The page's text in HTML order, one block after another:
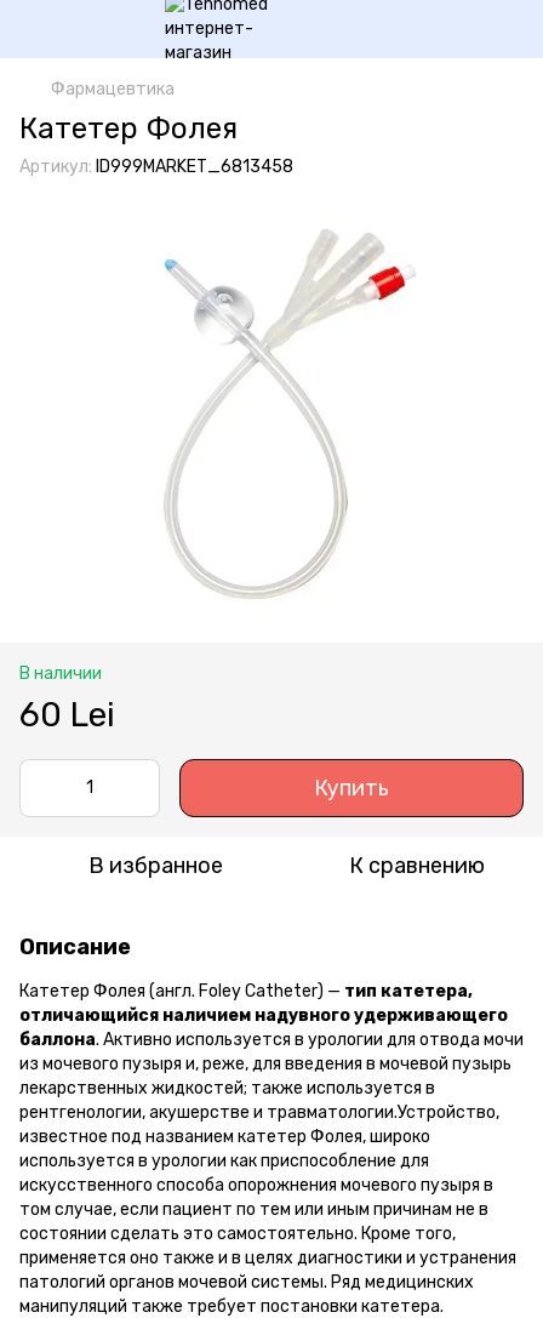
Фармацевтика
Катетер Фолея
Артикул: ID999MARKET_6813458
В наличии
60 Lei
Купить
В избранное К сравнению
Описание
Катетер Фолея (англ. FoleyCatheter) — тип катетера,
отличающийся наличием надувного удерживающего
баллона. Активно используется в урологии для отвода мочи
из мочевого пузыря и, реже, для введения в мочевой пузырь
лекарственных жидкостей; также используется в
рентгенологии, акушерстве и травматологии.Устройство,
известное под названием катетер Фолея, широко
используется в урологии как приспособление для
искусственного способа опорожнения мочевого пузыря в
том случае, если пациент по тем или иным причинам не в
состоянии сделать это самостоятельно. Кроме того,
применяется оно также и в целях диагностики и устранения
патологий органов мочевой системы. Ряд медицинских
манипуляций также требует постановки катетера.